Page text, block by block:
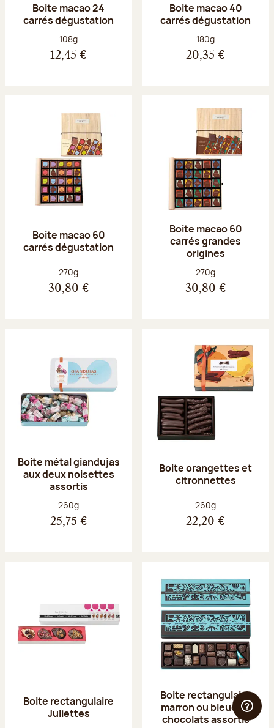
Boite macao 24
carrés dégustation
Poids net :
108g
12,45 €
Boite macao 40
carrés dégustation
Poids net :
180g
20,35 €
Boite macao 60
carrés dégustation
Poids net :
270g
30,80 €
Boite macao 60
carrés grandes
origines
Poids net :
270g
30,80 €
Boite métal giandujas
aux deux noisettes
assortis
Poids net :
260g
25,75 €
Boite orangettes et
citronnettes
Poids net :
260g
22,20 €
Boite rectangulaire
Juliettes
Boite rectangulaire
marron ou bleue 23
chocolats assortis